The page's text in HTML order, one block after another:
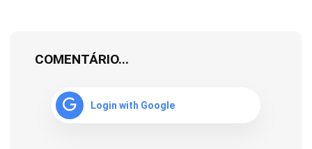
COMENTÁRIO...
Login with Google